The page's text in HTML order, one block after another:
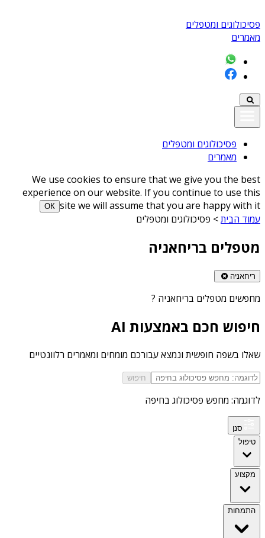
פסיכולוגים ומטפלים
מאמרים
פסיכולוגים ומטפלים
מאמרים
We use cookies to ensure that we give you the best
experience on our website. If you continue to use this
site we will assume that you are happy with it
ОК
עמוד הבית> פסיכולוגים ומטפלים
מטפלים בריחאניה
ריחאניה
מחפשים מטפלים בריחאניה ?
חיפוש חכם באמצעות AI
שאלו בשפה חופשית ונמצא עבורכם מומחים ומאמרים רלוונטיים
חיפוש
לדוגמה: מחפש פסיכולוג בחיפה
סנן
טיפול
מקצוע
התמחות